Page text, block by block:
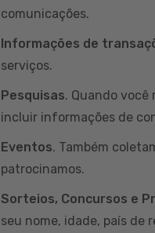
comunicações.
Informações de
serviços.
Pesquisas. Quando você
incluir informações de
Eventos. Também
patrocinamos.
Sorteios, Concursos e
seu nome, idade, país de